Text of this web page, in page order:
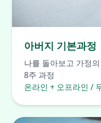
아버지 기본과정
나를 돌아보고 가정
8주 과정
온라인 + 오프라인 /